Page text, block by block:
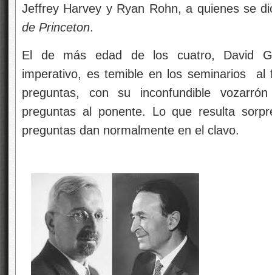
Jeffrey Harvey y Ryan Rohn, a quienes se
de Princeton.
El de más edad de los cuatro, David
imperativo, es temible en los seminarios
al
preguntas, con su inconfundible
preguntas al ponente. Lo que resulta
preguntas dan normalmente en el clavo.